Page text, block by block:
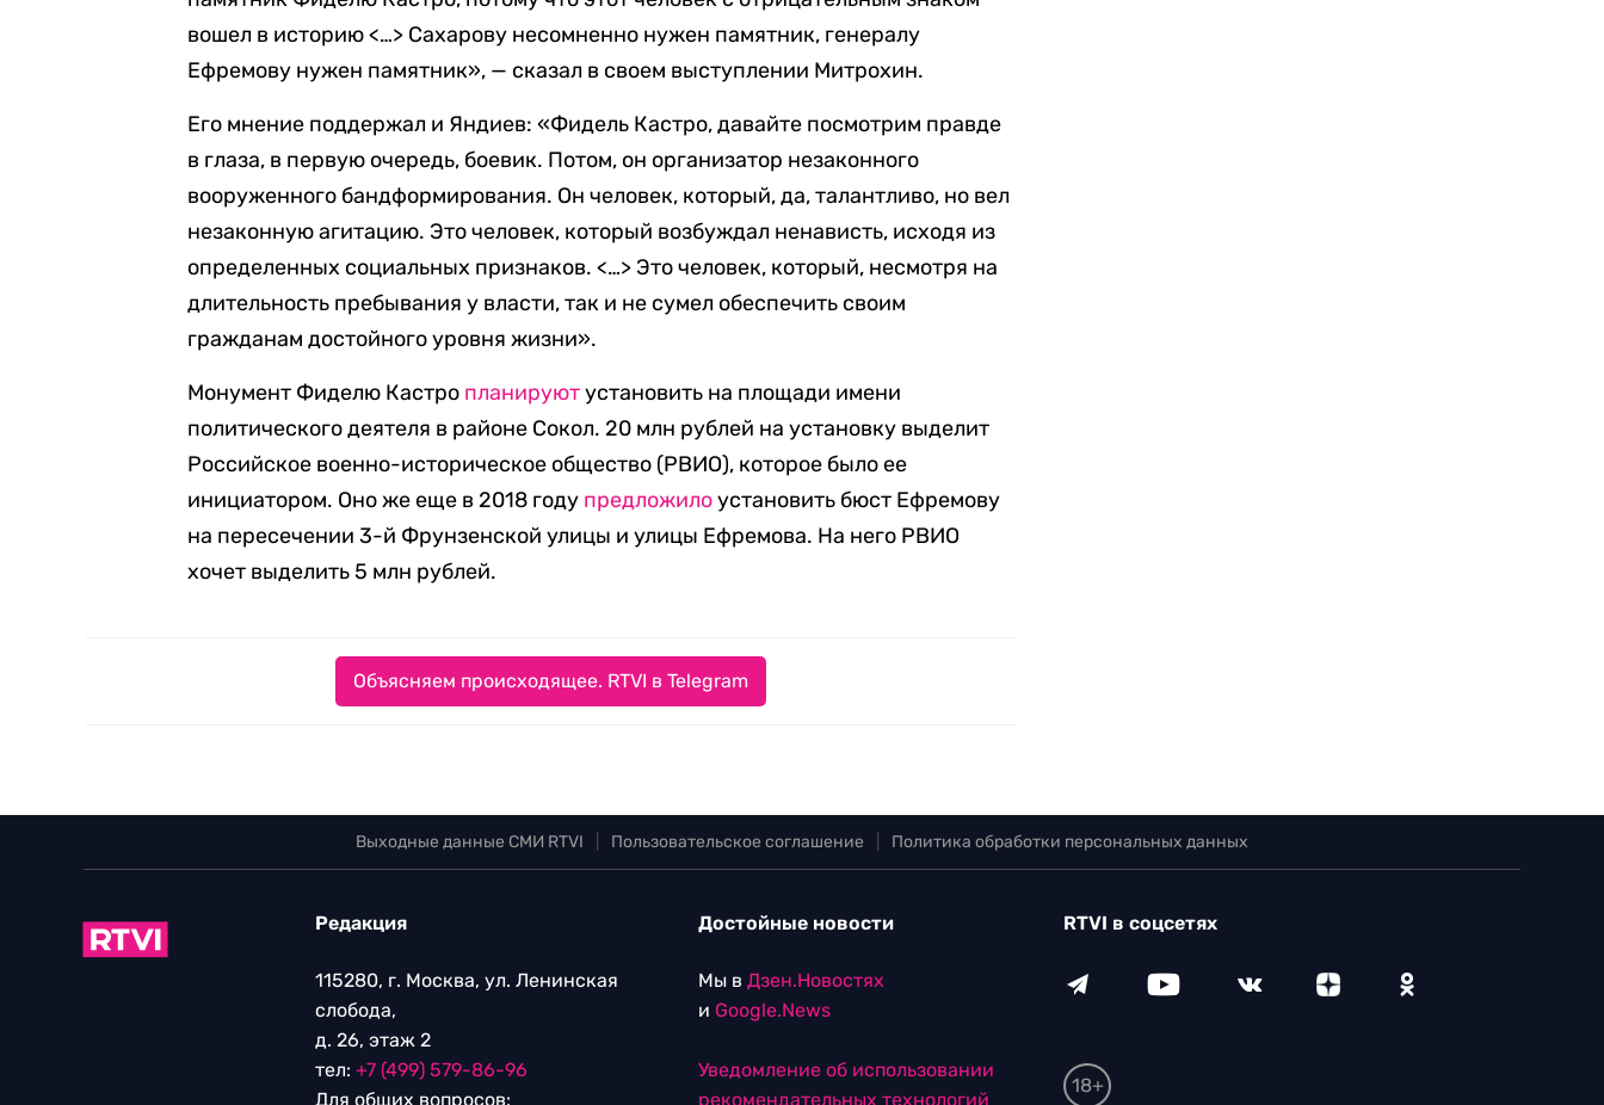
вошел в историю <…> Сахарову несомненно нужен памятник, генералу
Ефремову нужен памятник», — сказал в своем выступлении Митрохин.
Его мнение поддержал и Яндиев: «Фидель Кастро, давайте посмотрим правде
в глаза, в первую очередь, боевик. Потом, он организатор незаконного
вооруженного бандформирования. Он человек, который, да, талантливо, но вел
незаконную агитацию. Это человек, который возбуждал ненависть, исходя из
определенных социальных признаков. <…> Это человек, который, несмотря на
длительность пребывания у власти, так и не сумел обеспечить своим
гражданам достойного уровня жизни».
Монумент Фиделю Кастро планируютустановить на площади имени
политического деятеля в районе Сокол. 20 млн рублей на установку выделит
Российское военно-историческое общество (РВИО), которое было ее
инициатором. Оно же еще в 2018 году предложилоустановить бюст Ефремову
на пересечении 3-й Фрунзенской улицы и улицы Ефремова. На него РВИО
хочет выделить 5 млн рублей.
Объясняем происходящее. RTVI в Telegram
Выходные данные СМИ RTVI Пользовательское соглашение Политика обработки персональных данных
Редакция
115280, г. Москва, ул. Ленинская
слобода,
д. 26, этаж 2
тел: +7 (499) 579-86-96
Для общих вопросов:
Достойные новости
Мы в Дзен.Новостях
и Google.News
Уведомление об использовании
рекомендательных технологий
RTVI в соцсетях
18+